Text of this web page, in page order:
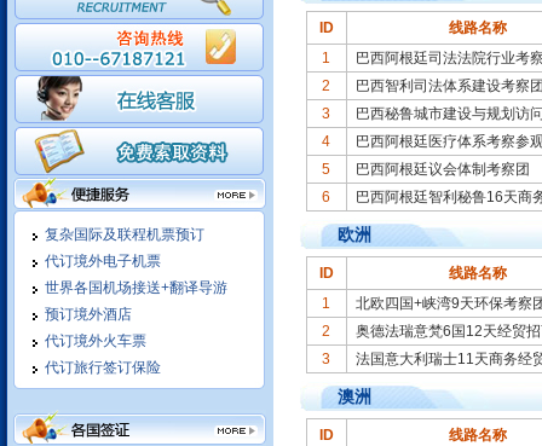
我们有成熟的酒店实时预定系
统，可以在线为您预定世界各大
城市酒店，随订随确认，信息涵
盖酒店的方方面面，可选择余地
大
城市酒店均可实现在线预定，价
格优势明显
境外单独接待 满足客户特别需
求
复杂国际及联程机票预订
代订境外电子机票
世界各国机场接送+翻译导游
预订境外酒店
代订境外火车票
代订旅行签订保险
ID
线路名称
1
巴西阿根廷司法法院行业考
2
巴西智利司法体系建设考察
3
巴西秘鲁城市建设与规划访
4
巴西阿根廷医疗体系考察参
5
巴西阿根廷议会体制考察团
6
巴西阿根廷智利秘鲁16天商
欧洲
ID
线路名称
1
北欧四国+峡湾9天环保考察
2
奥德法瑞意梵6国12天经贸
3
法国意大利瑞士11天商务经
澳洲
ID
线路名称